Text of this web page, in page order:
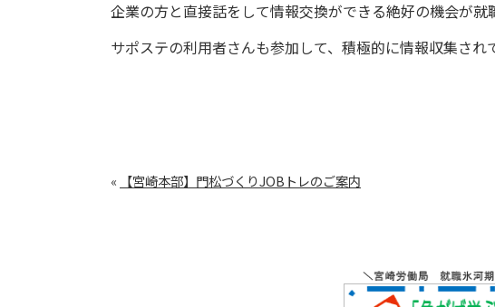
企業の方と直接話をして情報交換ができる絶好の機会が就
サポステの利用者さんも参加して、積極的に情報収集され
« 【宮崎本部】門松づくりJOBトレのご案内